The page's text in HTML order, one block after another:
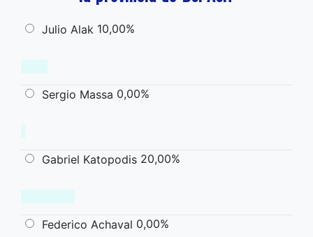
Julio Alak 10,00%
Sergio Massa 0,00%
Gabriel Katopodis 20,00%
Federico Achaval 0,00%